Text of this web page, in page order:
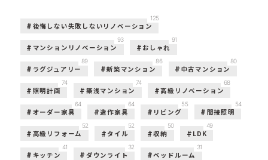
後悔しない失敗しないリノベーション
125
マンションリノベーション
93
おしゃれ
91
ラグジュアリー
89
新築マンション
86
中古マンション
80
照明計画
74
築浅マンション
74
高級リノベーション
68
オーダー家具
64
造作家具
64
リビング
55
間接照明
54
高級リフォーム
52
タイル
52
収納
50
LDK
49
キッチン
41
ダウンライト
32
ベッドルーム
31